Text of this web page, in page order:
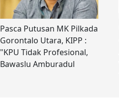
Pasca Putusan MK Pilkada
Gorontalo Utara, KIPP :
"KPU Tidak Profesional,
Bawaslu Amburadul